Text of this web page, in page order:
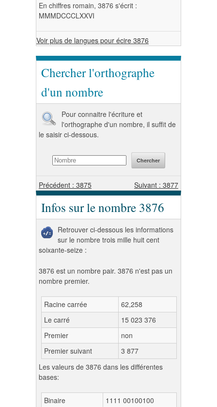
En chiffres romain, 3876 s'écrit :
MMMDCCCLXXVI
Voir plus de langues pour écire 3876
Chercher l'orthographe
d'un nombre
Pour connaitre l'écriture et
l'orthographe d'un nombre, il suffit de
le saisir ci-dessous.
Précédent : 3875 Suivant : 3877
Infos sur le nombre 3876
Retrouver ci-dessous les informations
sur le nombre trois mille huit cent
soixante-seize :
3876 est un nombre pair. 3876 n'est pas un
nombre premier.
Racine carrée
62,258
Le carré
15 023 376
Premier
non
Premier suivant
3 877
Les valeurs de 3876 dans les différentes
bases:
Binaire
1111 00100100